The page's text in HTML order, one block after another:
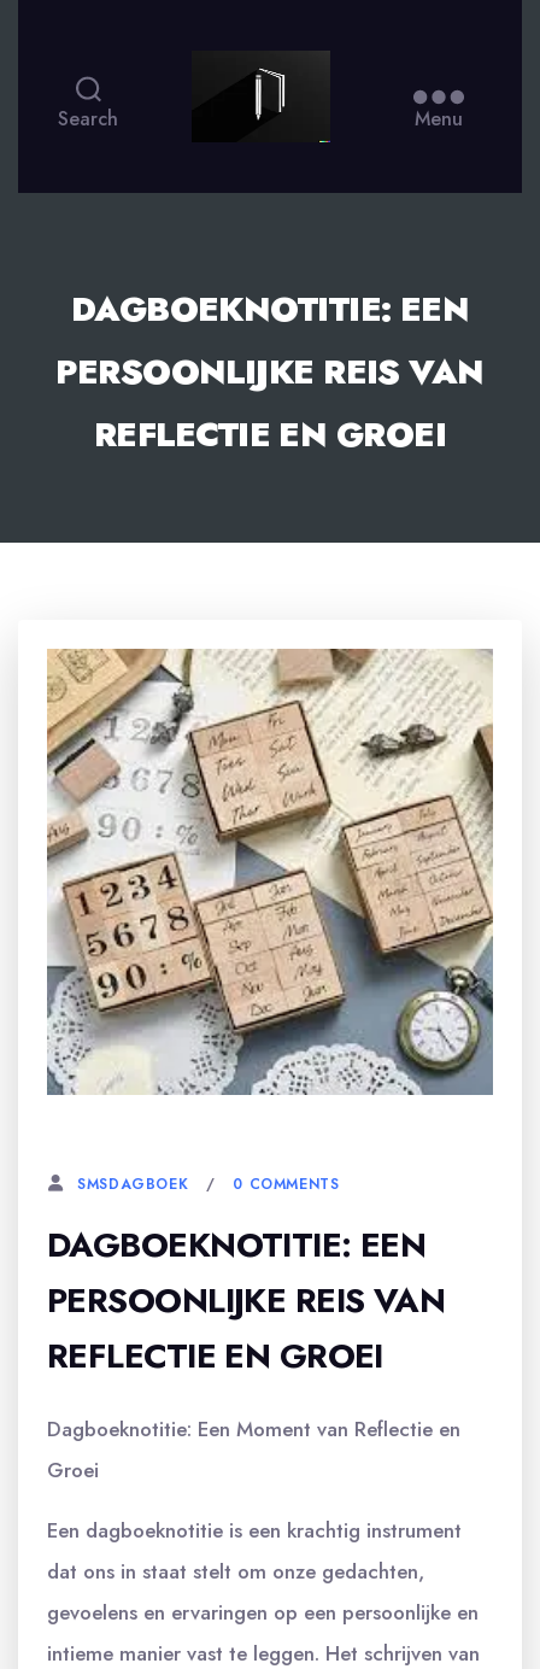
Search Menu
DAGBOEKNOTITIE: EEN
PERSOONLIJKE REIS VAN
REFLECTIE EN GROEI
SMSDAGBOEK 0 COMMENTS
DAGBOEKNOTITIE: EEN
PERSOONLIJKE REIS VAN
REFLECTIE EN GROEI
Dagboeknotitie: Een Moment van Reflectie en
Groei
Een dagboeknotitie is een krachtig instrument
dat ons in staat stelt om onze gedachten,
gevoelens en ervaringen op een persoonlijke en
intieme manier vast te leggen. Het schrijven van